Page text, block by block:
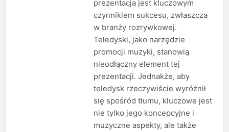
prezentacja jest kluczowym
czynnikiem sukcesu, zwłaszcza
w branży rozrywkowej.
Teledyski, jako narzędzie
promocji muzyki, stanowią
nieodłączny element tej
prezentacji. Jednakże, aby
teledysk rzeczywiście wyróżnił
się spośród tłumu, kluczowe jest
nie tylko jego koncepcyjne i
muzyczne aspekty, ale także